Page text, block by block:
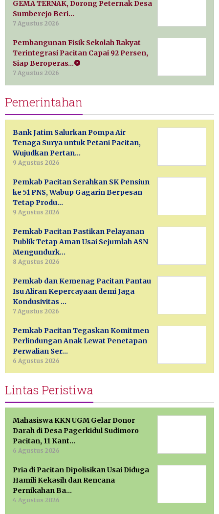
GEMA TERNAK, Dorong Peternak Desa
Sumberejo Beri…
7 Agustus 2026
Pembangunan Fisik Sekolah Rakyat
Terintegrasi Pacitan Capai 92 Persen,
Siap Beroperas…
7 Agustus 2026
Pemerintahan
Bank Jatim Salurkan Pompa Air
Tenaga Surya untuk Petani Pacitan,
Wujudkan Pertan…
9 Agustus 2026
Pemkab Pacitan Serahkan SK Pensiun
ke 51 PNS, Wabup Gagarin Berpesan
Tetap Produ…
9 Agustus 2026
Pemkab Pacitan Pastikan Pelayanan
Publik Tetap Aman Usai Sejumlah ASN
Mengundurk…
8 Agustus 2026
Pemkab dan Kemenag Pacitan Pantau
Isu Aliran Kepercayaan demi Jaga
Kondusivitas …
7 Agustus 2026
Pemkab Pacitan Tegaskan Komitmen
Perlindungan Anak Lewat Penetapan
Perwalian Ser…
6 Agustus 2026
Lintas Peristiwa
Mahasiswa KKN UGM Gelar Donor
Darah di Desa Pagerkidul Sudimoro
Pacitan, 11 Kant…
6 Agustus 2026
Pria di Pacitan Dipolisikan Usai Diduga
Hamili Kekasih dan Rencana
Pernikahan Ba…
4 Agustus 2026